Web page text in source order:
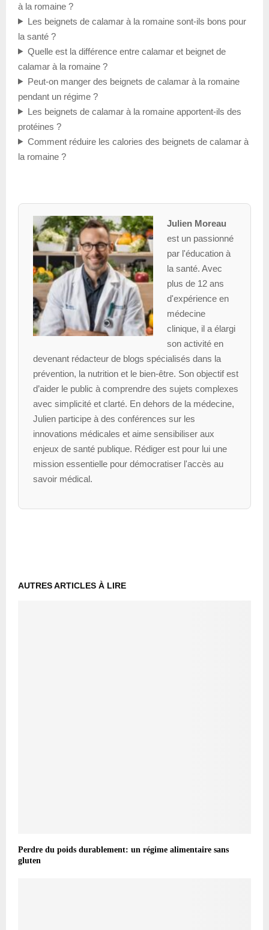
à la romaine ?
Les beignets de calamar à la romaine sont-ils bons pour
la santé ?
Quelle est la différence entre calamar et beignet de
calamar à la romaine ?
Peut-on manger des beignets de calamar à la romaine
pendant un régime ?
Les beignets de calamar à la romaine apportent-ils des
protéines ?
Comment réduire les calories des beignets de calamar à
la romaine ?
Julien Moreau
est un passionné
par l'éducation à
la santé. Avec
plus de 12 ans
d'expérience en
médecine
clinique, il a élargi
son activité en
devenant rédacteur de blogs spécialisés dans la
prévention, la nutrition et le bien-être. Son objectif est
d’aider le public à comprendre des sujets complexes
avec simplicité et clarté. En dehors de la médecine,
Julien participe à des conférences sur les
innovations médicales et aime sensibiliser aux
enjeux de santé publique. Rédiger est pour lui une
mission essentielle pour démocratiser l'accès au
savoir médical.
AUTRES ARTICLES À LIRE
Perdre du poids durablement: un régime alimentaire sans
gluten